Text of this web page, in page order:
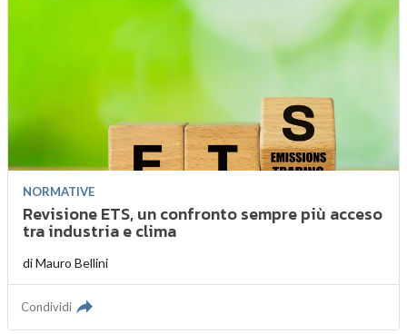
NORMATIVE
Revisione ETS, un confronto sempre più acceso
tra industria e clima
diMauro Bellini
Condividi